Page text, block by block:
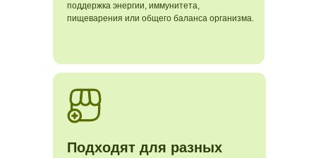
поддержка энергии, иммунитета,
пищеварения или общего баланса организма.
Подходят для разных